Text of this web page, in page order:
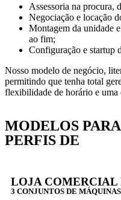
Assessoria na procura,
Negociação e locação
Montagem da unidade
ao fim;
Configuração e startup
Nosso modelo de negócio,
permitindo que tenha total
flexibilidade de horário e uma
MODELOS PARA
PERFIS DE
LOJA COMERCIAL
3 CONJUNTOS DE